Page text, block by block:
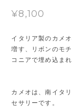
¥8,100
イタリア製のカメ
増す、リボンのモ
コニアで埋め込ま
カメオは、南イタ
セサリーです。